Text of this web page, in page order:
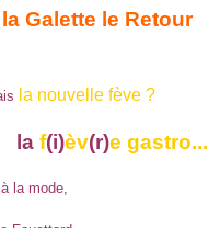
Galette le Retour
la nouvelle fève ?
la f(i)èv(r)e gastro...
la mode,